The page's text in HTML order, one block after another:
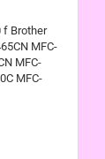
f Brother
MFC-
MFC-
MFC-